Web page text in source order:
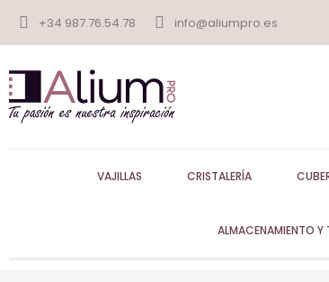
+34 987.76.54.78 info@aliumpro.es
VAJILLAS CRISTALERÍA
ALMACENAMIENTO Y